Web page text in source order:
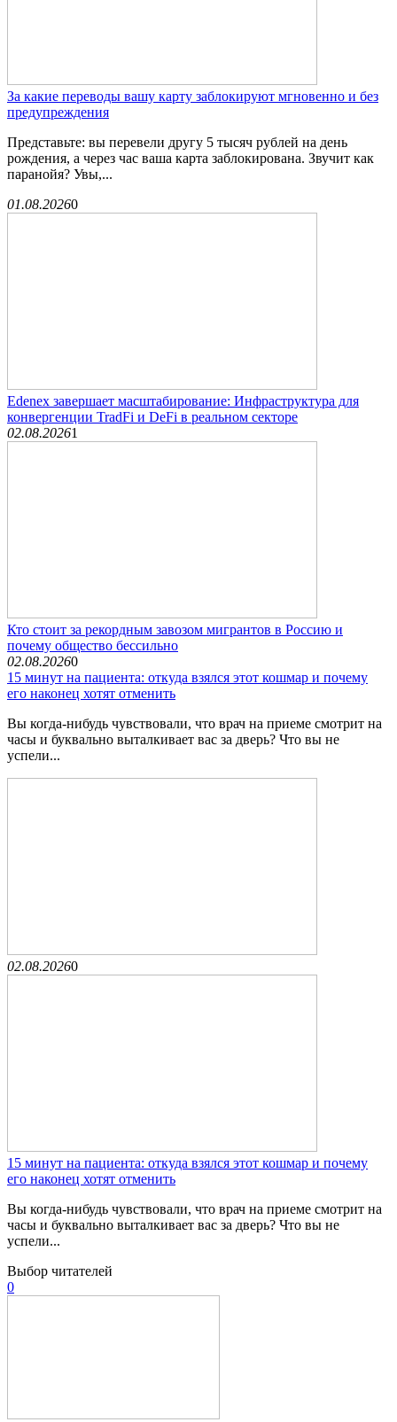
За какие переводы вашу карту заблокируют мгновенно и без
предупреждения
Представьте: вы перевели другу 5 тысяч рублей на день
рождения, а через час ваша карта заблокирована. Звучит как
паранойя? Увы,...
01.08.20260
Edenex завершает масштабирование: Инфраструктура для
конвергенции TradFi и DeFi в реальном секторе
02.08.20261
Кто стоит за рекордным завозом мигрантов в Россию и
почему общество бессильно
02.08.20260
15 минут на пациента: откуда взялся этот кошмар и почему
его наконец хотят отменить
Вы когда-нибудь чувствовали, что врач на приеме смотрит на
часы и буквально выталкивает вас за дверь? Что вы не
успели...
02.08.20260
15 минут на пациента: откуда взялся этот кошмар и почему
его наконец хотят отменить
Вы когда-нибудь чувствовали, что врач на приеме смотрит на
часы и буквально выталкивает вас за дверь? Что вы не
успели...
Выбор читателей
0